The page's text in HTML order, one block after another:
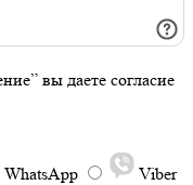
вы даете согласие
WhatsApp
Viber